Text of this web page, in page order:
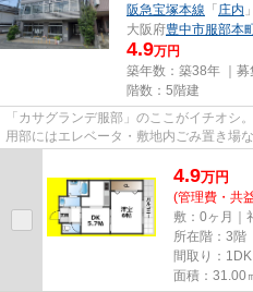
阪急宝塚本線 「 庄内
大阪府豊中市服部本
4.9万円
築年数：築38年 ｜募
階数：5階建
「カサグランデ服部」のここがイチオシ
用部にはエレベータ・敷地内ごみ置き場
4.9万円
(管理費・共
敷：0ヶ月｜
所在階：3階
間取り：1DK
面積：31.00